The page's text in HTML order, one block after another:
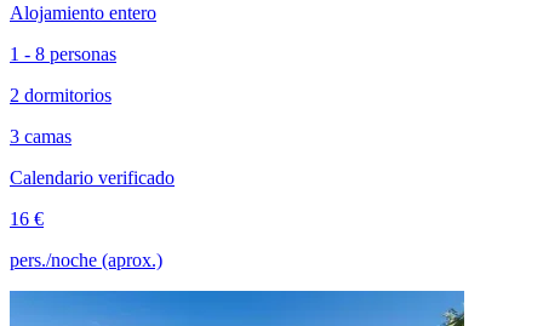
Alojamiento entero
1 - 8 personas
2 dormitorios
3 camas
Calendario verificado
16 €
pers./noche (aprox.)